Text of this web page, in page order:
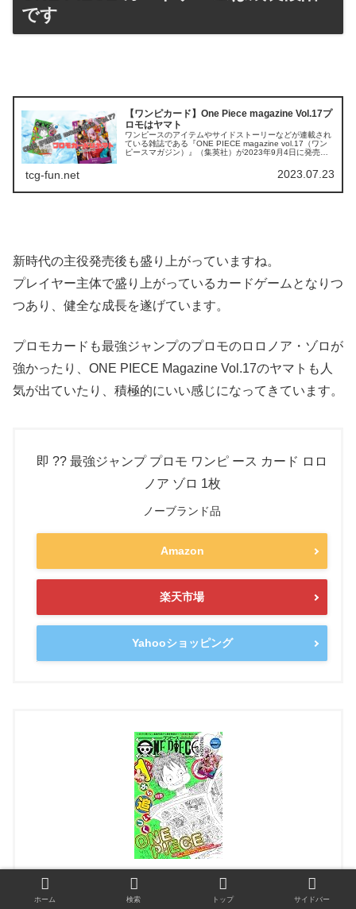
です
【ワンピカード】One Piece magazine Vol.17プ
ロモはヤマト
ワンピースのアイテムやサイドストーリーなどが連載され
ている雑誌である『ONE PIECE magazine vol.17（ワン
ピースマガジン）』（集英社）が2023年9月4日に発売と
tcg-fun.net 2023.07.23
新時代の主役発売後も盛り上がっていますね。
プレイヤー主体で盛り上がっているカードゲームとなりつ
つあり、健全な成長を遂げています。
プロモカードも最強ジャンプのプロモのロロノア・ゾロが
強かったり、ONE PIECE Magazine Vol.17のヤマトも人
気が出ていたり、積極的にいい感じになってきています。
即 ?? 最強ジャンプ プロモ ワンピ ース カード ロロ
ノア ゾロ 1枚
ノーブランド品
Amazon
楽天市場
Yahooショッピング
ONE PIECE magazine Vol.17
ホーム 検索 トップ サイドバー